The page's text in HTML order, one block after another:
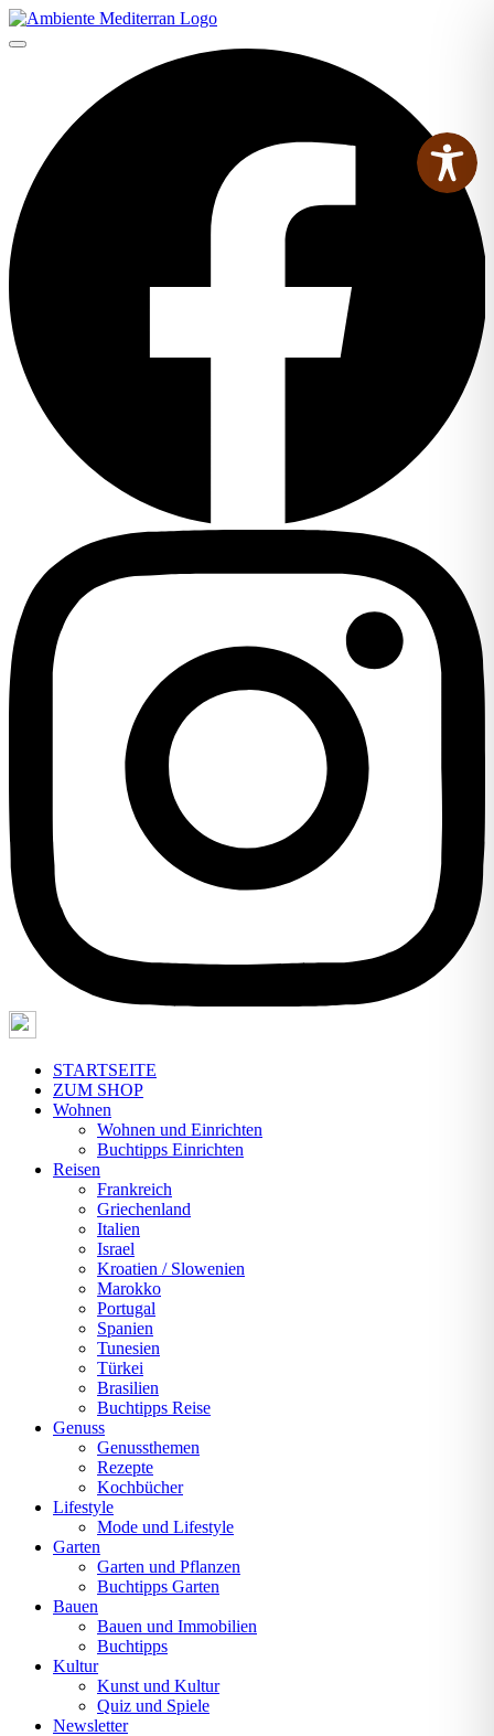
STARTSEITE
ZUM SHOP
Wohnen
Wohnen und Einrichten
Buchtipps Einrichten
Reisen
Frankreich
Griechenland
Italien
Israel
Kroatien / Slowenien
Marokko
Portugal
Spanien
Tunesien
Türkei
Brasilien
Buchtipps Reise
Genuss
Genussthemen
Rezepte
Kochbücher
Lifestyle
Mode und Lifestyle
Garten
Garten und Pflanzen
Buchtipps Garten
Bauen
Bauen und Immobilien
Buchtipps
Kultur
Kunst und Kultur
Quiz und Spiele
Newsletter